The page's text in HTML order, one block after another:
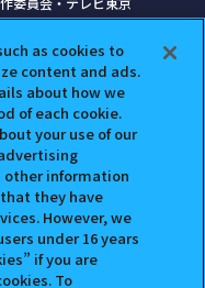
委員会・テレビ東京
文章、データの無断転用、転
。
登録商標です。
くあるご質問
シャポンどこ？
as cookies to
content and ads.
about how we
of each cookie.
your use of our
other information
they have
However, we
under 16 years
if you are
To